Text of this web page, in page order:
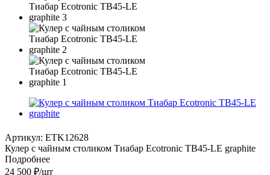
Артикул: ETK12628
Кулер с чайным столиком Тиабар Ecotronic TB45-LE graphite
Подробнее
24 500 ₽/шт